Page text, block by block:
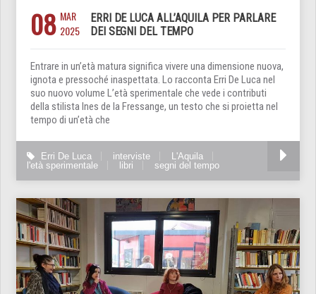
08 MAR
2025
ERRI DE LUCA ALL’AQUILA PER PARLARE
DEI SEGNI DEL TEMPO
Entrare in un’età matura significa vivere una dimensione nuova,
ignota e pressoché inaspettata. Lo racconta Erri De Luca nel
suo nuovo volume L’età sperimentale che vede i contributi
della stilista Ines de la Fressange, un testo che si proietta nel
tempo di un’età che
Erri De Luca interviste
L'Aquila
l'età sperimentale
libri segni del tempo